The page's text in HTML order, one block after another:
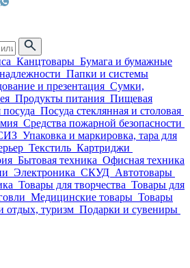
Канцтовары Бумага и бумажные
Папки и системы
и презентация Сумки,
Продукты питания Пищевая
посуда Посуда стеклянная и столовая
Средства пожарной безопасности
Упаковка и маркировка, тара для
Текстиль Картриджи
Бытовая техника Офисная техника
Электроника СКУД Автотовары
Товары для творчества Товары для
Медицинские товары Товары
отдых, туризм Подарки и сувениры